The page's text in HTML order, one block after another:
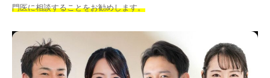
門医に相談することをお勧めします。